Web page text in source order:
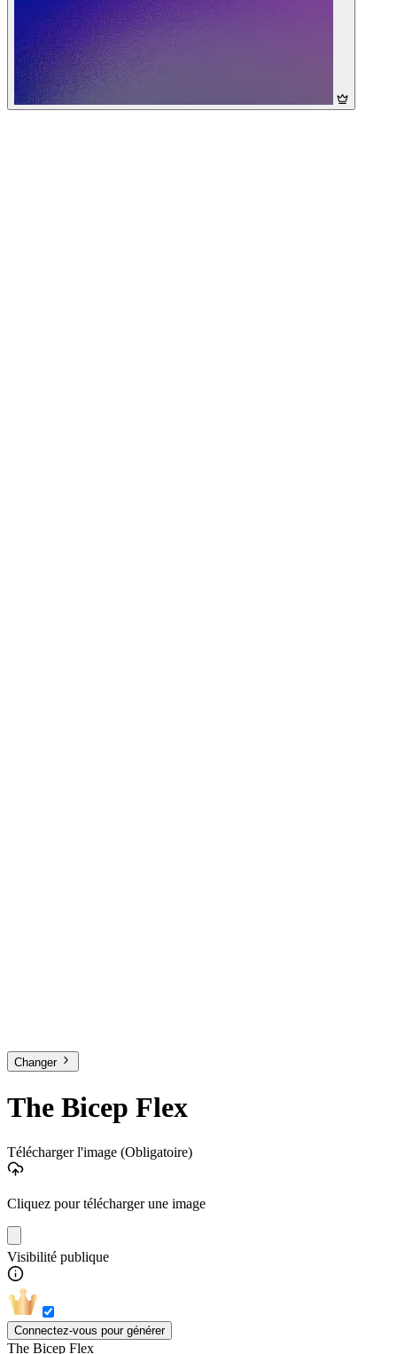
Changer
The Bicep Flex
Télécharger l'image (Obligatoire)
Cliquez pour télécharger une image
Visibilité publique
Connectez-vous pour générer
The Bicep Flex